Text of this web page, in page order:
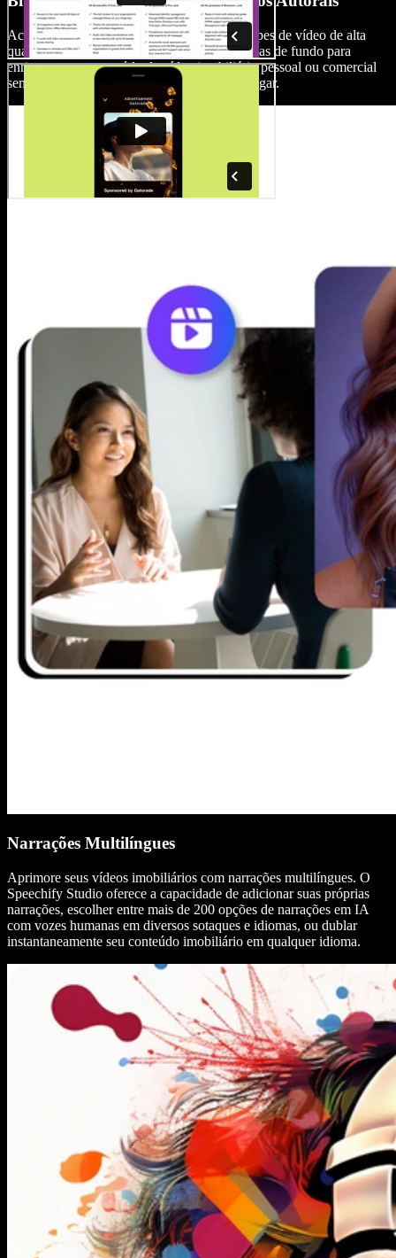
Acesse uma vasta biblioteca de imagens e clipes de vídeo de alta
qualidade do setor imobiliário, além de músicas de fundo para
enriquecer seu conteúdo de vídeo imobiliário pessoal ou comercial
sem a necessidade de procurá-los em outro lugar.
Narrações Multilíngues
Aprimore seus vídeos imobiliários com narrações multilíngues. O
Speechify Studio oferece a capacidade de adicionar suas próprias
narrações, escolher entre mais de 200 opções de narrações em IA
com vozes humanas em diversos sotaques e idiomas, ou dublar
instantaneamente seu conteúdo imobiliário em qualquer idioma.